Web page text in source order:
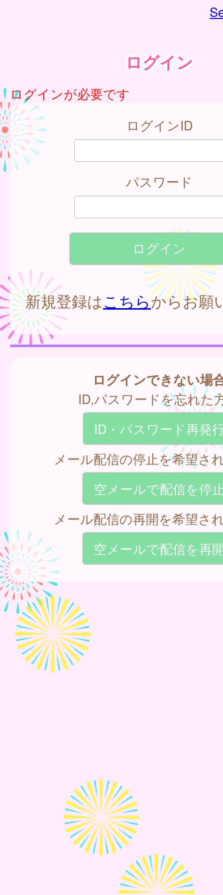
ログイン
ログインが必要です
ログインID
パスワード
新規登録はこちらからお願
ログインできない場
ID,パスワードを忘れた
ID・パスワード再発
メール配信の停止を希望さ
空メールで配信を停
メール配信の再開を希望さ
空メールで配信を再